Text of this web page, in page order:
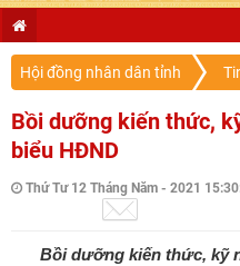
Hội đồng nhân dân tỉnh
Bồi dưỡng kiến thức,
biểu HĐND
Thứ Tư 12 Tháng Năm - 2021
Bồi dưỡng kiến thức, kỹ